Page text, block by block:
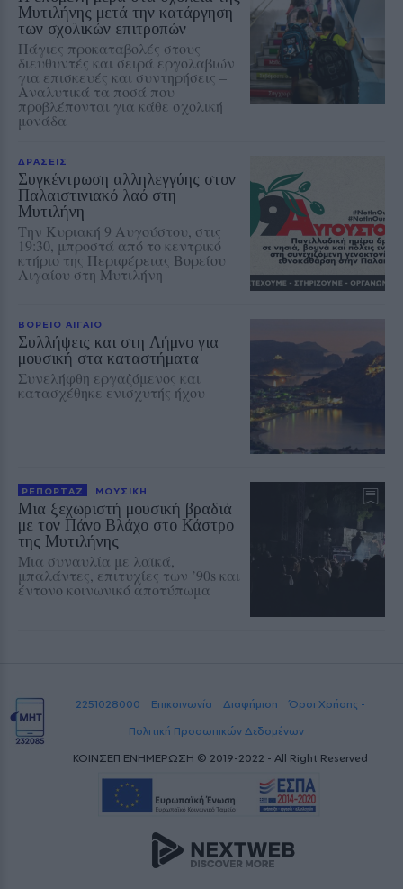
Μυτιλήνης μετά την κατάργηση
των σχολικών επιτροπών
Πάγιες προκαταβολές στους
διευθυντές και σειρά εργολαβιών
για επισκευές και συντηρήσεις –
Αναλυτικά τα ποσά που
προβλέπονται για κάθε σχολική
μονάδα
ΔΡΑΣΕΙΣ
Συγκέντρωση αλληλεγγύης στον
Παλαιστινιακό λαό στη
Μυτιλήνη
Την Κυριακή 9 Αυγούστου, στις
19:30, μπροστά από το κεντρικό
κτήριο της Περιφέρειας Βορείου
Αιγαίου στη Μυτιλήνη
ΒΟΡΕΙΟ ΑΙΓΑΙΟ
Συλλήψεις και στη Λήμνο για
μουσική στα καταστήματα
Συνελήφθη εργαζόμενος και
κατασχέθηκε ενισχυτής ήχου
ΡΕΠΟΡΤΑΖ ΜΟΥΣΙΚΗ
Μια ξεχωριστή μουσική βραδιά
με τον Πάνο Βλάχο στο Κάστρο
της Μυτιλήνης
Μια συναυλία με λαϊκά,
μπαλάντες, επιτυχίες των ’90s και
έντονο κοινωνικό αποτύπωμα
2251028000 Επικοινωνία Διαφήμιση
Όροι Χρήσης -
Πολιτική Προσωπικών Δεδομένων
ΚΟΙΝΣΕΠ ΕΝΗΜΕΡΩΣΗ © 2019-2022 - All Right Reserved